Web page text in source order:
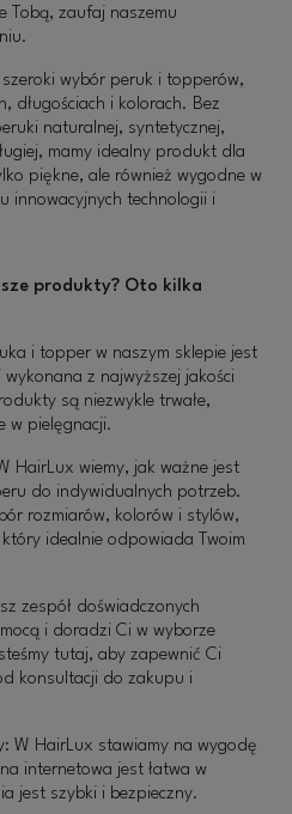
Tobą, zaufaj naszemu
wybór peruk i topperów,
długościach i kolorach. Bez
naturalnej, syntetycznej,
mamy idealny produkt dla
piękne, ale również wygodne w
innowacyjnych technologii i
produkty? Oto kilka
i topper w naszym sklepie jest
z najwyższej jakości
są niezwykle trwałe,
w pielęgnacji.
HairLux wiemy, jak ważne jest
do indywidualnych potrzeb.
rozmiarów, kolorów i stylów,
idealnie odpowiada Twoim
zespół doświadczonych
i doradzi Ci w wyborze
tutaj, aby zapewnić Ci
konsultacji do zakupu i
W HairLux stawiamy na wygodę
internetowa jest łatwa w
jest szybki i bezpieczny.